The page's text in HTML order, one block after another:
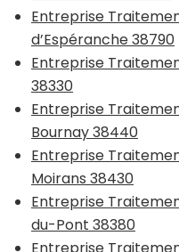
Entreprise
d’Espéranche 38790
Entreprise
38330
Entreprise
Bournay 38440
Entreprise
Moirans 38430
Entreprise
du-Pont 38380
Entreprise